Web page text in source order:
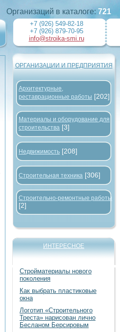
Организаций в каталоге: 721
+7 (926) 549-82-18
+7 (926) 879-70-95
info@stroika-smi.ru
ОРГАНИЗАЦИИ И ПРЕДПРИЯТИЯ
Архитектурные,
реставрационные работы [202]
Материалы и оборудование для
строительства [3]
Недвижимость [208]
Строительная техника [306]
Строительно-ремонтные работы
[2]
ИНТЕРЕСНОЕ
Стройматериалы нового
поколения
Как выбрать пластиковые
окна
Логотип «Строительного
Треста» нарисован лично
Бесланом Берсировым